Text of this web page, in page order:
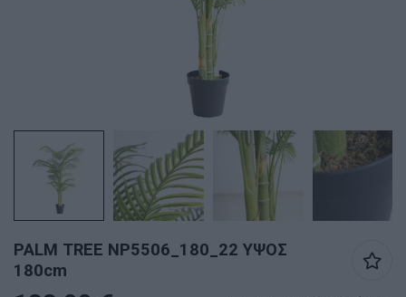
PALM TREE NP5506_180_22 ΥΨΟΣ
180cm